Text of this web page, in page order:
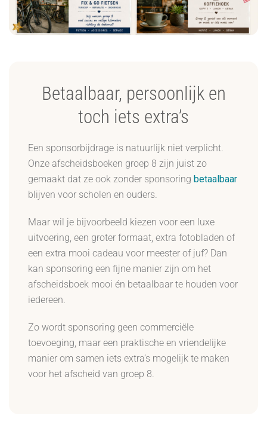
Betaalbaar, persoonlijk en
toch iets extra’s
Een sponsorbijdrage is natuurlijk niet verplicht.
Onze afscheidsboeken groep 8 zijn juist zo
gemaakt dat ze ook zonder sponsoring betaalbaar
blijven voor scholen en ouders.
Maar wil je bijvoorbeeld kiezen voor een luxe
uitvoering, een groter formaat, extra fotobladen of
een extra mooi cadeau voor meester of juf? Dan
kan sponsoring een fijne manier zijn om het
afscheidsboek mooi én betaalbaar te houden voor
iedereen.
Zo wordt sponsoring geen commerciële
toevoeging, maar een praktische en vriendelijke
manier om samen iets extra’s mogelijk te maken
voor het afscheid van groep 8.